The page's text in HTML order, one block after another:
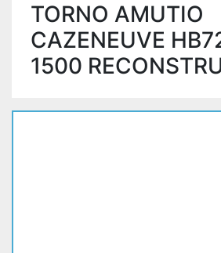
TORNO AMUTIO
CAZENEUVE
1500